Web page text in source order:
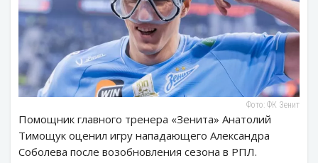
Фото: ФК Зенит
Помощник главного тренера «Зенита» Анатолий
Тимощук оценил игру нападающего Александра
Соболева после возобновления сезона в РПЛ.